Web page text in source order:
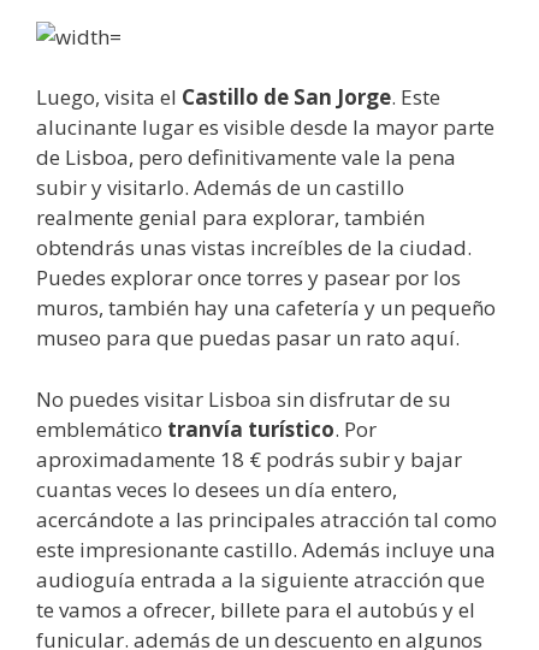
Luego, visita el Castillo de San Jorge. Este
alucinante lugar es visible desde la mayor parte
de Lisboa, pero definitivamente vale la pena
subir y visitarlo. Además de un castillo
realmente genial para explorar, también
obtendrás unas vistas increíbles de la ciudad.
Puedes explorar once torres y pasear por los
muros, también hay una cafetería y un pequeño
museo para que puedas pasar un rato aquí.
No puedes visitar Lisboa sin disfrutar de su
emblemático tranvía turístico. Por
aproximadamente 18 € podrás subir y bajar
cuantas veces lo desees un día entero,
acercándote a las principales atracción tal como
este impresionante castillo. Además incluye una
audioguía entrada a la siguiente atracción que
te vamos a ofrecer, billete para el autobús y el
funicular. además de un descuento en algunos